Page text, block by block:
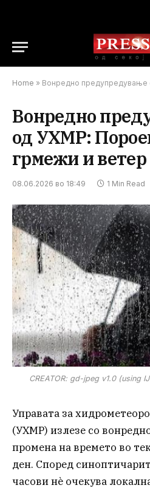
Home » Вонредно предупредување од
Вонредно
од УХМР:
грмежи и ветер
08.06.2026 во 18:49 1 Min Read
CREATOR: gd-jpeg v1.0 (using
Управата за
(УХМР) излезе со
промена на времето во
ден. Според
часови нè очекува